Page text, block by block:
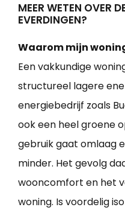
MEER WETEN OVER
EVERDINGEN?
Waarom mijn
Een vakkundige
structureel lagere
energiebedrijf zoals
ook een heel groene
gebruik gaat omlaag
minder. Het gevolg
wooncomfort en het
woning. Is voordelig